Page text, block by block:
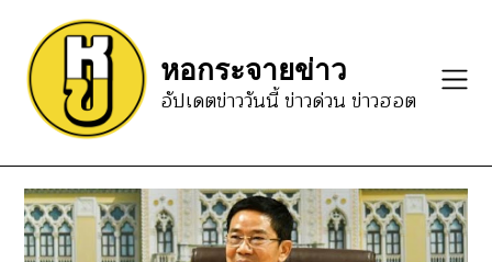
content
หอกระจายข่าว
อัปเดตข่าววันนี้ ข่าวด่วน ข่าวฮอต